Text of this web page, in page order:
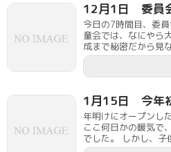
12月1日 委員
今日の7時間目、委
童会では、なにやら
成まで秘密だから見
1月15日 今年
年明けにオープンし
ここ何日かの暖気で
でした。 しかし、子